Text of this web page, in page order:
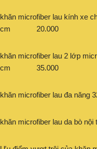
khăn microfiber lau kính
cm 20.000
khăn microfiber lau 2 lớp
cm 35.000
khăn microfiber lau đa
khăn microfiber lau da